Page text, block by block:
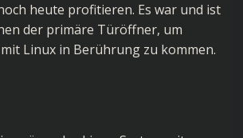
heute profitieren. Es war und ist
der primäre Türöffner, um
Linux in Berührung zu kommen.